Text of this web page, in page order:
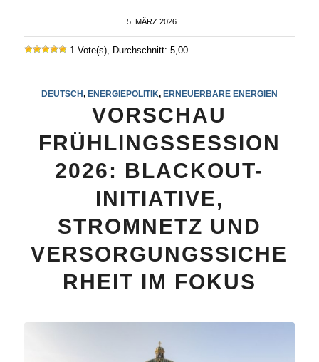
5. MÄRZ 2026
/
1 Vote(s), Durchschnitt: 5,00
DEUTSCH, ENERGIEPOLITIK, ERNEUERBARE ENERGIEN
VORSCHAU
FRÜHLINGSSESSION
2026: BLACKOUT-
INITIATIVE,
STROMNETZ UND
VERSORGUNGSSICHE
RHEIT IM FOKUS